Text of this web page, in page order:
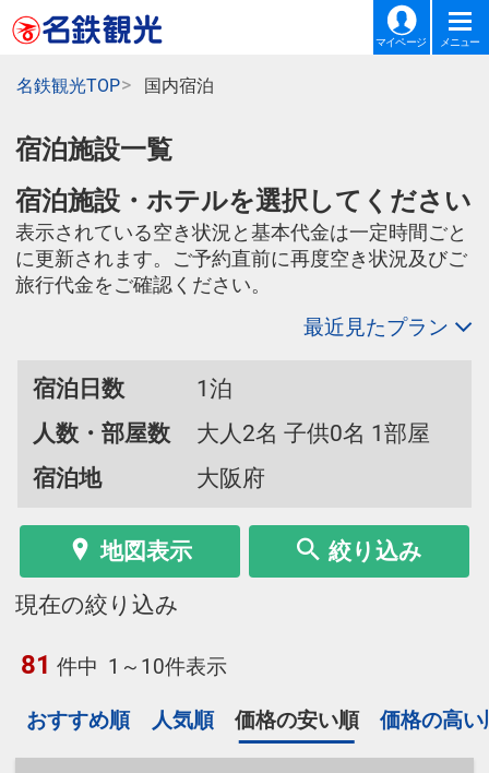
マイページ メニュー
名鉄観光TOP 国内宿泊
宿泊施設一覧
宿泊施設・ホテルを選択してください
表示されている空き状況と基本代金は一定時間ごと
に更新されます。ご予約直前に再度空き状況及びご
旅行代金をご確認ください。
最近見たプラン
宿泊日数
1泊
人数・部屋数
大人2名 子供0名 1部屋
宿泊地
大阪府
地図表示 絞り込み
現在の絞り込み
81 件中 1～10件表示
おすすめ順 人気順 価格の安い順 価格の高い